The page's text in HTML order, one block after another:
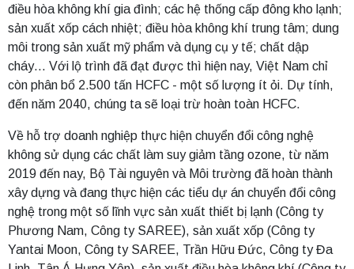
điều hòa không khí gia đình; các hệ thống cấp đông kho lạnh;
sản xuất xốp cách nhiệt; điều hòa không khí trung tâm; dung
môi trong sản xuất mỹ phẩm và dụng cụ y tế; chất dập
cháy… Với lộ trình đã đạt được thì hiện nay, Việt Nam chỉ
còn phân bổ 2.500 tấn HCFC - một số lượng ít ỏi. Dự tính,
đến năm 2040, chúng ta sẽ loại trừ hoàn toàn HCFC.
Về hỗ trợ doanh nghiệp thực hiện chuyển đổi công nghệ
không sử dụng các chất làm suy giảm tầng ozone, từ năm
2019 đến nay, Bộ Tài nguyên và Môi trường đã hoàn thành
xây dựng và đang thực hiện các tiểu dự án chuyển đổi công
nghệ trong một số lĩnh vực sản xuất thiết bị lạnh (Công ty
Phương Nam, Công ty SAREE), sản xuất xốp (Công ty
Yantai Moon, Công ty SAREE, Trần Hữu Đức, Công ty Đa